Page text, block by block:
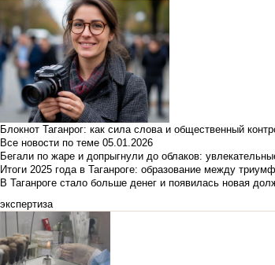
Блокнот Таганрог: как сила слова и общественный
Все новости по теме 05.01.2026
Бегали по жаре и допрыгнули до облаков:
Итоги 2025 года в Таганроге: образование между
В Таганроге стало больше денег и появилась новая
экспертиза